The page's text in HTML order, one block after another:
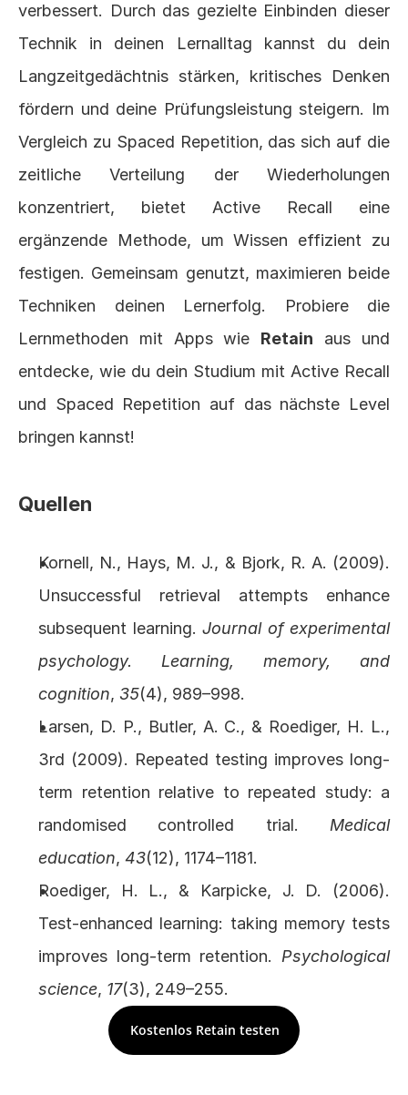
verbessert. Durch das gezielte Einbinden dieser
Technik in deinen Lernalltag kannst du dein
Langzeitgedächtnis stärken, kritisches Denken
fördern und deine Prüfungsleistung steigern. Im
Vergleich zu Spaced Repetition, das sich auf die
zeitliche Verteilung der Wiederholungen
konzentriert, bietet Active Recall eine
ergänzende Methode, um Wissen effizient zu
festigen. Gemeinsam genutzt, maximieren beide
Techniken deinen Lernerfolg. Probiere die
Lernmethoden mit Apps wie Retain aus und
entdecke, wie du dein Studium mit Active Recall
und Spaced Repetition auf das nächste Level
bringen kannst!
Quellen
Kornell, N., Hays, M. J., & Bjork, R. A. (2009).
Unsuccessful retrieval attempts enhance
subsequent learning. Journal of experimental
psychology. Learning, memory, and
cognition, 35(4), 989–998.
Larsen, D. P., Butler, A. C., & Roediger, H. L.,
3rd (2009). Repeated testing improves long-
term retention relative to repeated study: a
randomised controlled trial. Medical
education, 43(12), 1174–1181.
Roediger, H. L., & Karpicke, J. D. (2006).
Test-enhanced learning: taking memory tests
improves long-term retention. Psychological
science, 17(3), 249–255.
Kostenlos Retain testen